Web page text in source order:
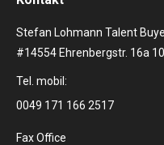
Stefan Lohmann Talent
#14554 Ehrenbergstr. 16a
Tel. mobil:
0049 171 166 2517
Fax Office